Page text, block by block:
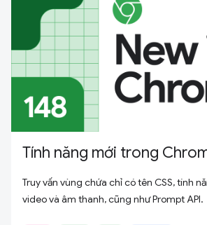
Tính năng mới trong
Truy vấn vùng chứa chỉ có tên CSS, tính
video và âm thanh, cũng như Prompt API.